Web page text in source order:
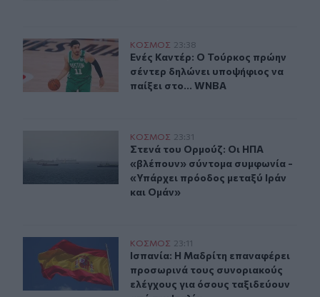
Ενές Καντέρ: Ο Τούρκος πρώην σέντερ δηλώνει
ΚΟΣΜΟΣ 23:38
Ενές Καντέρ: Ο Τούρκος πρώην
Ενές Καντέρ: Ο Τούρκος πρώην
σέντερ δηλώνει υποψήφιος να
παίξει στο... WNBA
Στενά του Ορμούζ: Οι ΗΠΑ «βλέπουν» σύντομα
ΚΟΣΜΟΣ 23:31
Στενά του Ορμούζ: Οι ΗΠΑ
Στενά του Ορμούζ: Οι ΗΠΑ
«βλέπουν» σύντομα συμφωνία -
«Υπάρχει πρόοδος μεταξύ Ιράν
και Ομάν»
Ισπανία: Η Μαδρίτη επαναφέρει προσωρινά τους
ΚΟΣΜΟΣ 23:11
Ισπανία: Η Μαδρίτη επαναφέρει
Ισπανία: Η Μαδρίτη επαναφέρει
προσωρινά τους συνοριακούς
ελέγχους για όσους ταξιδεύουν